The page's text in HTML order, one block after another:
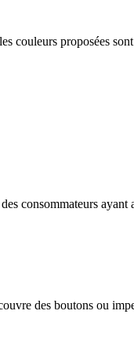
couleurs proposées
consommateurs
des boutons ou